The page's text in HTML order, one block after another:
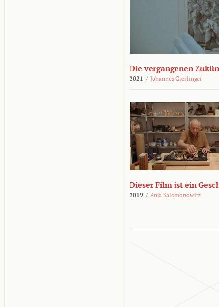
Die vergangenen
2021 / Johannes Gierlinger
Dieser Film ist ein
2019 / Anja Salomonowitz